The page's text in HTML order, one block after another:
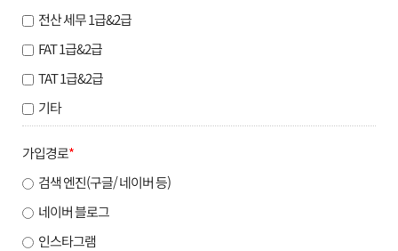
전산 세무 1급&2급
FAT 1급&2급
TAT 1급&2급
기타
가입경로*
검색 엔진(구글/ 네이버 등)
네이버 블로그
인스타그램